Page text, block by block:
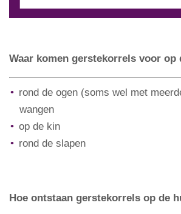
Waar komen gerstekorrels voor op
rond de ogen (soms wel met
wangen
op de kin
rond de slapen
Hoe ontstaan gerstekorrels op de